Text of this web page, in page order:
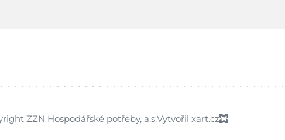
ZZN Hospodářské potřeby, a.s.Vytvořil xart.cz